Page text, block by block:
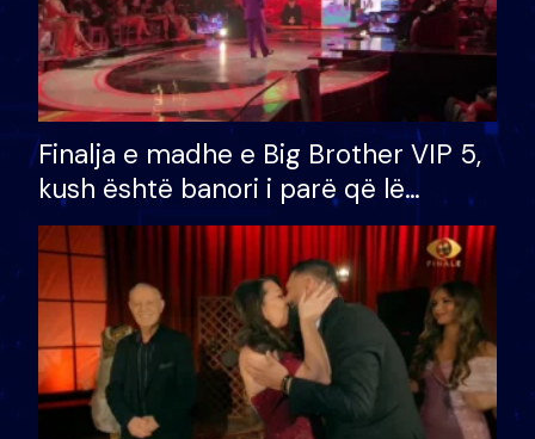
Finalja e madhe e Big Brother VIP 5,
kush është banori i parë që lë
shtëpinë dhe humb mundësinë për
të fituar çmimin e madh